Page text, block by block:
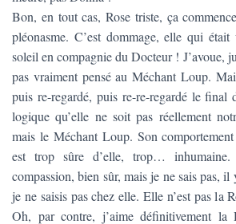
Bon, en tout cas, Rose triste, ça
pléonasme. C’est dommage, elle qui
soleil en compagnie du Docteur ! J’avoue,
pas vraiment pensé au Méchant Loup.
puis re-regardé, puis re-re-regardé le final
logique qu’elle ne soit pas réellement
mais le Méchant Loup. Son
est trop sûre d’elle, trop…
compassion, bien sûr, mais je ne sais pas,
je ne saisis pas chez elle. Elle n’est pas la
Oh, par contre, j’aime définitivement la